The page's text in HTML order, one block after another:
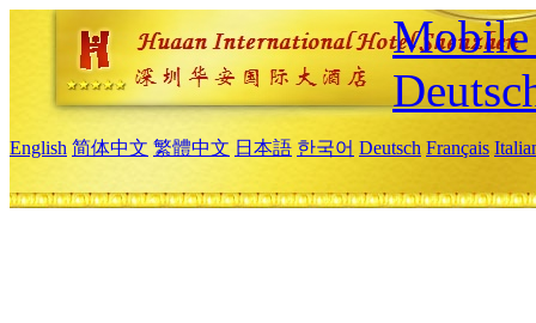
Mobile
English 简体中文 繁體中文 日本語 한국어 Deutsch Français